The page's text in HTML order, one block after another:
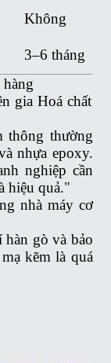
Không
3–6 tháng
gia Hoá chất
thông thường
nhựa epoxy.
nghiệp cần
hiệu quả."
nhà máy cơ
gò và bảo
kẽm là quá